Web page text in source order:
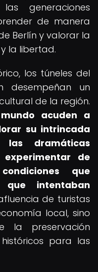
generaciones
de manera
Berlín y valorar la
la libertad.
los túneles del
desempeñan un
de la región.
acuden a
su intrincada
las dramáticas
de
que
que intentaban
de turistas
local, sino
la preservación
para las